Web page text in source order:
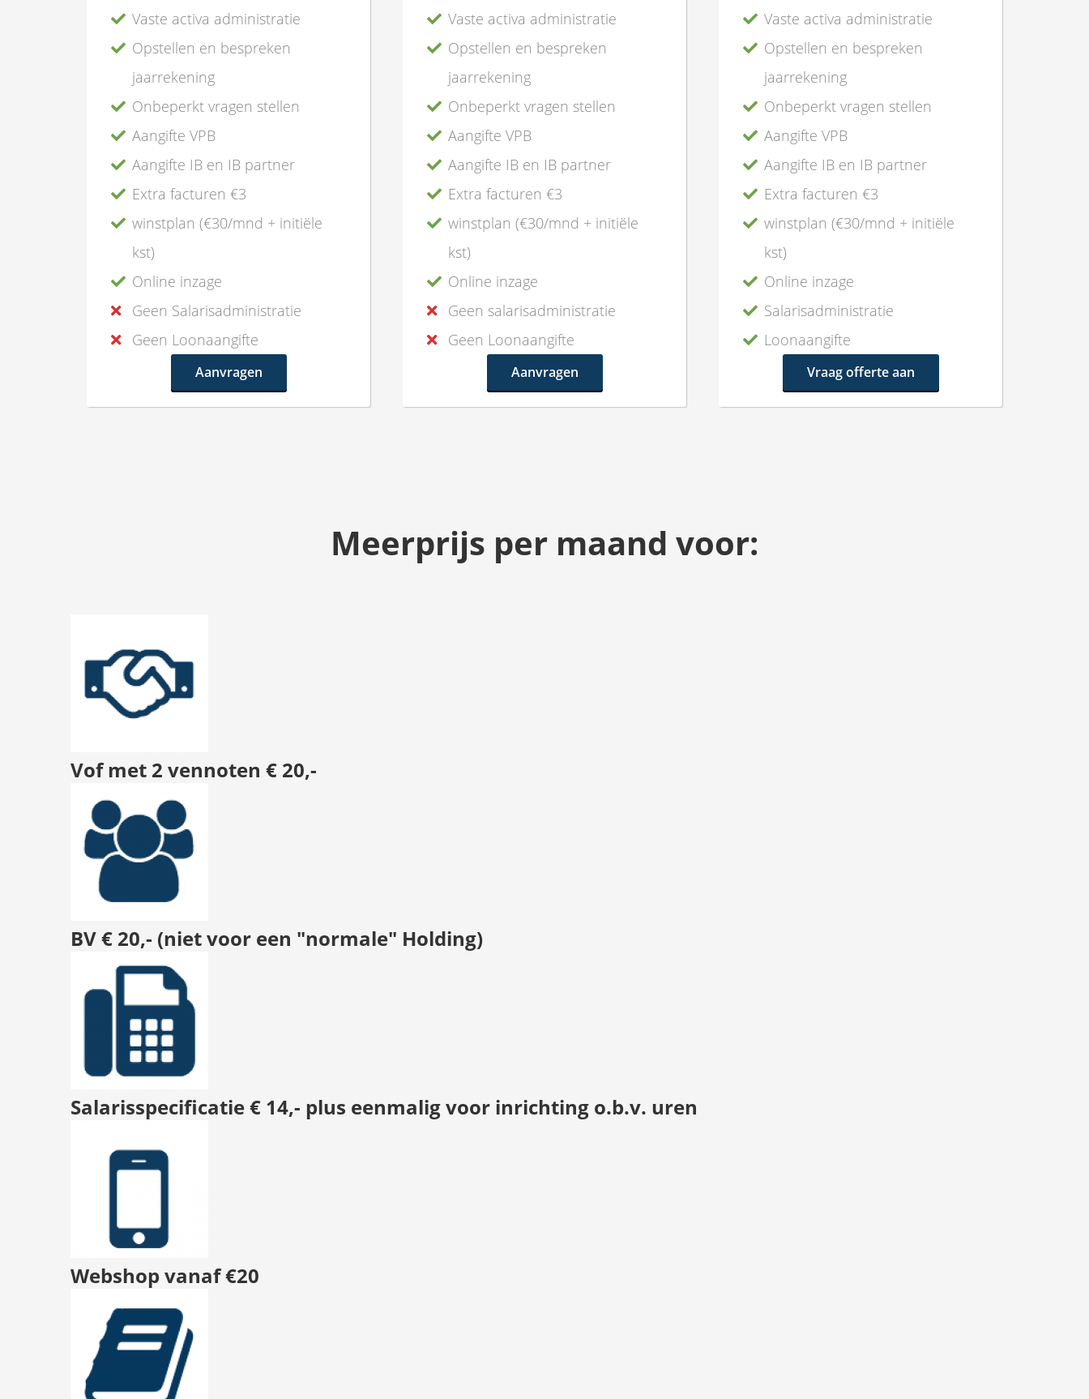
Vaste activa administratie
Opstellen en bespreken
jaarrekening
Onbeperkt vragen stellen
Aangifte VPB
Aangifte IB en IB partner
Extra facturen €3
winstplan (€30/mnd + initiële
kst)
Online inzage
Geen Salarisadministratie
Geen Loonaangifte
Aanvragen
Vaste activa administratie
Opstellen en bespreken
jaarrekening
Onbeperkt vragen stellen
Aangifte VPB
Aangifte IB en IB partner
Extra facturen €3
winstplan (€30/mnd + initiële
kst)
Online inzage
Geen salarisadministratie
Geen Loonaangifte
Aanvragen
Vaste activa administratie
Opstellen en bespreken
jaarrekening
Onbeperkt vragen stellen
Aangifte VPB
Aangifte IB en IB partner
Extra facturen €3
winstplan (€30/mnd + initiële
kst)
Online inzage
Salarisadministratie
Loonaangifte
Vraag offerte aan
Meerprijs per maand voor:
Vof met 2 vennoten € 20,-
BV € 20,- (niet voor een "normale" Holding)
Salarisspecificatie € 14,- plus eenmalig voor inrichting o.b.v. uren
Webshop vanaf €20